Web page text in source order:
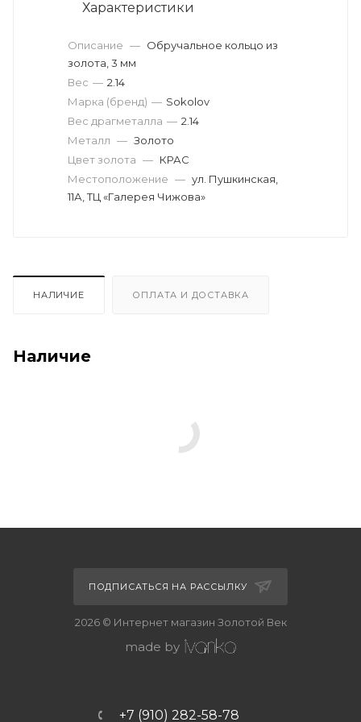
Характеристики
Описание — Обручальное кольцо из
золота, 3 мм
Вес драгметалла — 2.14
Марка (бренд) — Sokolov
Вес — 2.14
Металл — Золото
Цвет золота — КРАС
Местоположение — ул. Пушкинская,
11А, ТЦ «Галерея Чижова»
НАЛИЧИЕ ОПЛАТА И ДОСТАВКА
Наличие
ПОДПИСАТЬСЯ НА РАССЫЛКУ
2026 © Интернет магазин Золотой Век
made by
+7 (910) 282-58-78